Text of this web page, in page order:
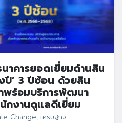
าคารยอดเยี่ยมด้านสิน
ปี’ 3 ปีซ้อน ด้วยสิน
พร้อมบริการพัฒนา
กงานดูแลดีเยี่ยม
Change, เศรษฐกิจ